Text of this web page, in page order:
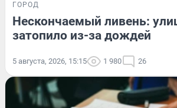
ГОРОД
Нескончаемый ливень:
затопило из-за дождей
5 августа, 2026, 15:15 1 980 26